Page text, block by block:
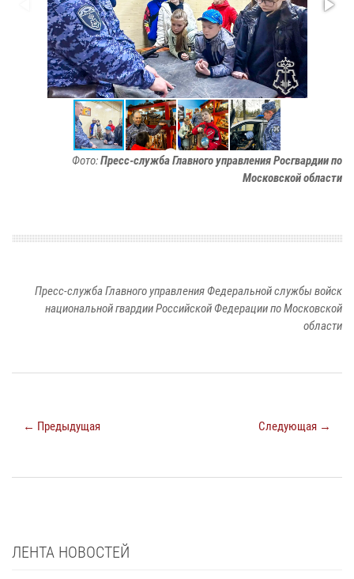
Фото:Пресс-служба Главного управления Росгвардии по
Московской области
Пресс-служба Главного управления Федеральной службы войск
национальной гвардии Российской Федерации по Московской
области
← Предыдущая Следующая →
ЛЕНТА НОВОСТЕЙ